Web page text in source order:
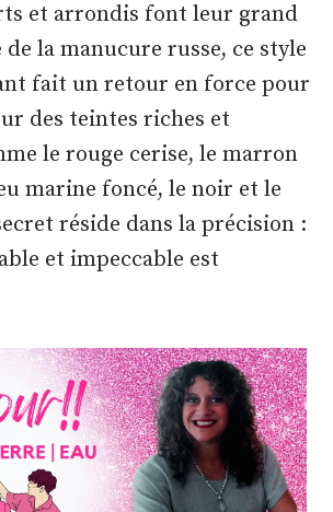
et arrondis font leur grand
la manucure russe, ce style
fait un retour en force pour
des teintes riches et
le rouge cerise, le marron
marine foncé, le noir et le
réside dans la précision :
et impeccable est